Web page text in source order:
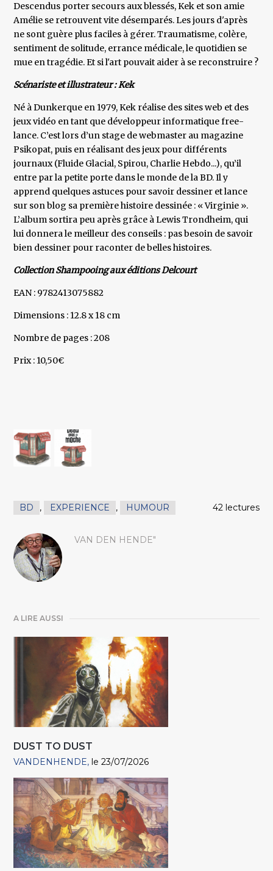
Descendus porter secours aux blessés, Kek et son amie
Amélie se retrouvent vite désemparés. Les jours d'après
ne sont guère plus faciles à gérer. Traumatisme, colère,
sentiment de solitude, errance médicale, le quotidien se
mue en tragédie. Et si l'art pouvait aider à se reconstruire ?
Scénariste et illustrateur : Kek
Né à Dunkerque en 1979, Kek réalise des sites web et des
jeux vidéo en tant que développeur informatique free-
lance. C’est lors d’un stage de webmaster au magazine
Psikopat, puis en réalisant des jeux pour différents
journaux (Fluide Glacial, Spirou, Charlie Hebdo...), qu’il
entre par la petite porte dans le monde de la BD. Il y
apprend quelques astuces pour savoir dessiner et lance
sur son blog sa première histoire dessinée : « Virginie ».
L’album sortira peu après grâce à Lewis Trondheim, qui
lui donnera le meilleur des conseils : pas besoin de savoir
bien dessiner pour raconter de belles histoires.
Collection Shampooing aux éditions Delcourt
EAN : 9782413075882
Dimensions : 12.8 x 18 cm
Nombre de pages : 208
Prix : 10,50€
BD , EXPERIENCE , HUMOUR 42 lectures
VAN DEN HENDE"
A LIRE AUSSI
DUST TO DUST
VANDENHENDE le 23/07/2026